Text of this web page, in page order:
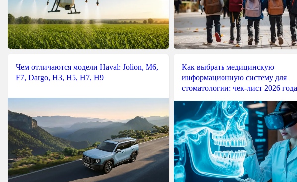
Чем отличаются модели Haval: Jolion, M6,
F7, Dargo, H3, H5, H7, H9
Как выбрать медицинскую
информационную систему для
стоматологии: чек-лист 2026 года